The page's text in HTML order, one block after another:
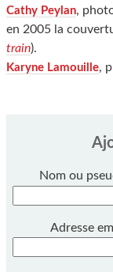
Cathy Peylan,
en 2005 la
train).
Karyne Lamouille,
Nom ou
Adresse